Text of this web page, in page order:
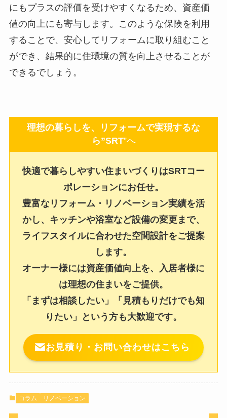
にもプラスの評価を受けやすくなるため、資産価
値の向上にも寄与します。このような保険を利用
することで、安心してリフォームに取り組むこと
ができ、結果的に住環境の質を向上させることが
できるでしょう。
理想の暮らしを、リフォームで実現するな
ら”SRT”へ
快適で暮らしやすい住まいづくりはSRTコー
ポレーションにお任せ。
豊富なリフォーム・リノベーション実績を活
かし、キッチンや浴室など設備の変更まで、
ライフスタイルに合わせた空間設計をご提案
します。
オーナー様には資産価値向上を、入居者様に
は理想の住まいをご提供。
「まずは相談したい」「見積もりだけでも知
りたい」という方も大歓迎です。
お見積り・お問い合わせはこちら
コラム リノベーション